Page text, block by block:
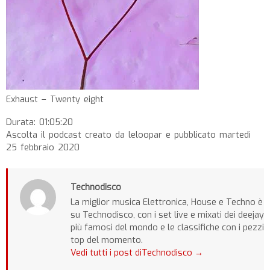
Exhaust – Twenty eight
Durata: 01:05:20
Ascolta il podcast creato da leloopar e pubblicato martedì
25 febbraio 2020
Technodisco
La miglior musica Elettronica, House e Techno è
su Technodisco, con i set live e mixati dei deejay
più famosi del mondo e le classifiche con i pezzi
top del momento.
Vedi tutti i post diTechnodisco →